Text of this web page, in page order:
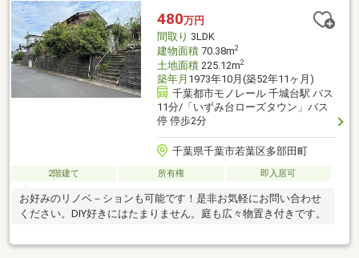
480万円
間取り 3LDK
建物面積70.38m2
土地面積225.12m2
築年月 1973年10月(築52年11ヶ月)
千葉都市モノレール 千城台駅 バス
11分/「いずみ台ローズタウン」バス
停 停歩2分
千葉県千葉市若葉区多部田町
2階建て 所有権 即入居可
お好みのリノベ－ションも可能です！是非お気軽にお問い合わせ
ください。DIY好きにはたまりません。庭も広々物置き付きです。